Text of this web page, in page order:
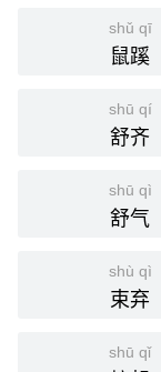
shǔ qī
鼠蹊
shū qí
舒齐
shū qì
舒气
shù qì
束弃
shū qǐ